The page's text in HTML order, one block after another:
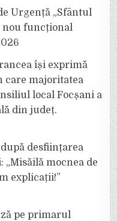
Urgență „Sfântul
nou funcțional
își exprimă
care majoritatea
local Focșani a
din județ.
desființarea
mocnea de
explicații!”
pe primarul